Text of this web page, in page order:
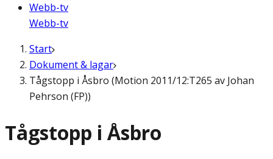
Webb-tv
Webb-tv
Start
Dokument & lagar
Tågstopp i Åsbro (Motion 2011/12:T265 av Johan
Pehrson (FP))
Tågstopp i Åsbro